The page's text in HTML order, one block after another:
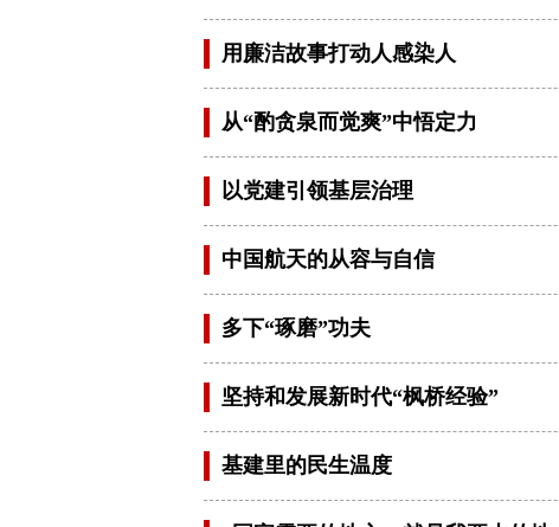
用廉洁故事打动人感染人
从“酌贪泉而觉爽”中悟定力
以党建引领基层治理
中国航天的从容与自信
多下“琢磨”功夫
坚持和发展新时代“枫桥经验”
基建里的民生温度